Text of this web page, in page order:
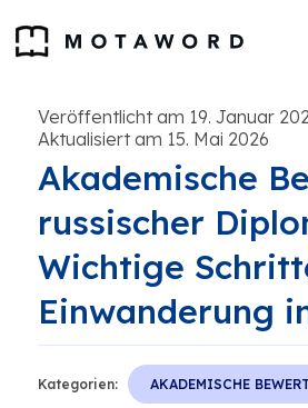
Veröffentlicht am 19. Januar
Aktualisiert am 15. Mai 2026
Akademische
russischer
Wichtige
Einwanderung
Kategorien: AKADEMISCHE